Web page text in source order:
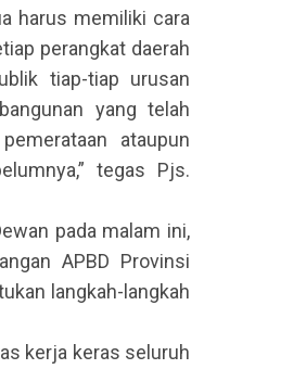
harus memiliki cara
perangkat daerah
tiap-tiap urusan
yang telah
ataupun
tegas Pjs.
pada malam ini,
APBD Provinsi
langkah-langkah
kerja keras seluruh